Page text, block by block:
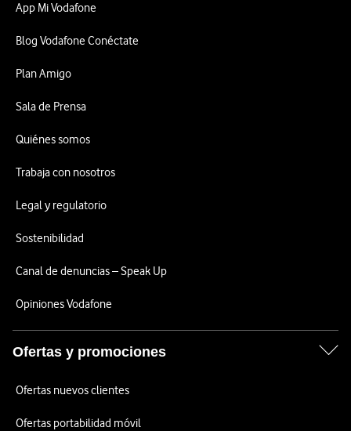
App Mi Vodafone
Blog Vodafone Conéctate
Plan Amigo
Sala de Prensa
Quiénes somos
Trabaja con nosotros
Legal y regulatorio
Sostenibilidad
Canal de denuncias – Speak Up
Opiniones Vodafone
Ofertas y promociones
Ofertas nuevos clientes
Ofertas portabilidad móvil